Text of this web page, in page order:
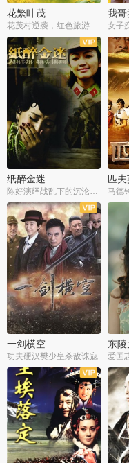
花繁叶茂
花茂村逆袭，红色旅游出圈
我哥
全42集
纸醉金迷
全35
匹
马德
全40集
一剑横空
功夫硬汉樊少皇杀敌诛寇
全33集
东陵
爱国
全25集
全50